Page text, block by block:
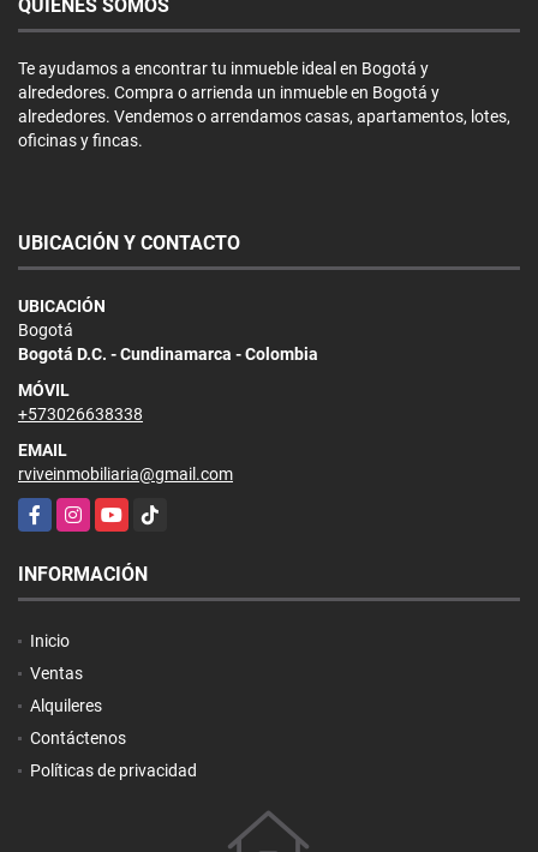
QUIÉNES SOMOS
Te ayudamos a encontrar tu inmueble ideal en Bogotá y
alrededores. Compra o arrienda un inmueble en Bogotá y
alrededores. Vendemos o arrendamos casas, apartamentos, lotes,
oficinas y fincas.
UBICACIÓN Y CONTACTO
UBICACIÓN
Bogotá
Bogotá D.C. - Cundinamarca - Colombia
MÓVIL
+573026638338
EMAIL
rviveinmobiliaria@gmail.com
FacebookInstagramYouTubeTikTok
INFORMACIÓN
Inicio
Ventas
Alquileres
Contáctenos
Políticas de privacidad